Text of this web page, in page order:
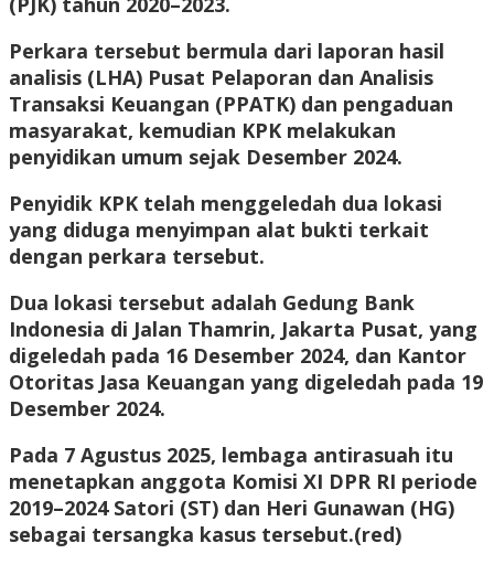
Perkara tersebut bermula dari laporan hasil
analisis (LHA) Pusat Pelaporan dan Analisis
Transaksi Keuangan (PPATK) dan pengaduan
masyarakat, kemudian KPK melakukan
penyidikan umum sejak Desember 2024.
Penyidik KPK telah menggeledah dua lokasi
yang diduga menyimpan alat bukti terkait
dengan perkara tersebut.
Dua lokasi tersebut adalah Gedung Bank
Indonesia di Jalan Thamrin, Jakarta Pusat, yang
digeledah pada 16 Desember 2024, dan Kantor
Otoritas Jasa Keuangan yang digeledah pada 19
Desember 2024.
Pada 7 Agustus 2025, lembaga antirasuah itu
menetapkan anggota Komisi XI DPR RI periode
2019–2024 Satori (ST) dan Heri Gunawan (HG)
sebagai tersangka kasus tersebut.(red)